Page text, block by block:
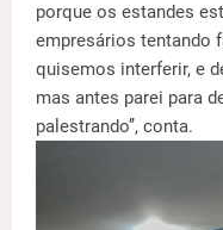
porque os estandes
empresários tentando
quisemos interferir, e
mas antes parei para
palestrando’’, conta.